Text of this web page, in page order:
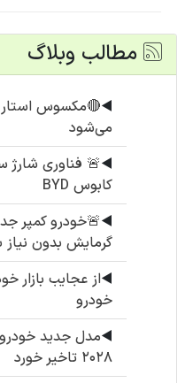
مطالب وبلاگ
◀️
می‌شود
◀️🚨 فناوری شارژ
کابوس BYD
◀️🚨خودرو کمپر
گرمایش بدون نیاز
◀️
خودرو
◀️مدل جدید خودرو
۲۰۲۸ تاخیر خورد